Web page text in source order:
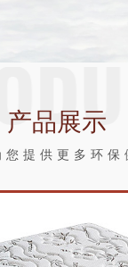
产品展示
您提供更多环保